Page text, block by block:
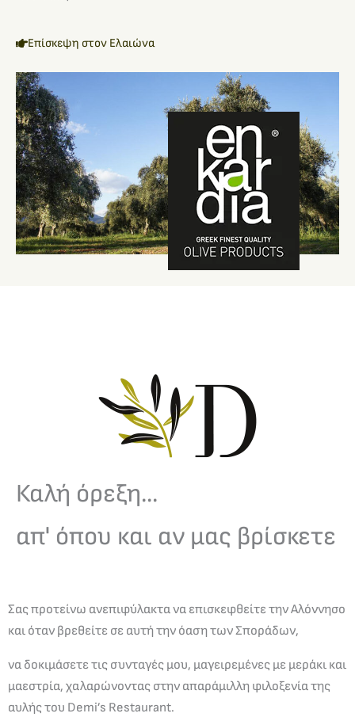
Επίσκεψη στον Ελαιώνα
Καλή όρεξη...
απ' όπου και αν μας βρίσκετε
Σας προτείνω ανεπιφύλακτα να επισκεφθείτε την Αλόννησο
και όταν βρεθείτε σε αυτή την όαση των Σποράδων,
να δοκιμάσετε τις συνταγές μου, μαγειρεμένες με μεράκι και
μαεστρία, χαλαρώνοντας στην απαράμιλλη φιλοξενία της
αυλής του Demi’s Restaurant.